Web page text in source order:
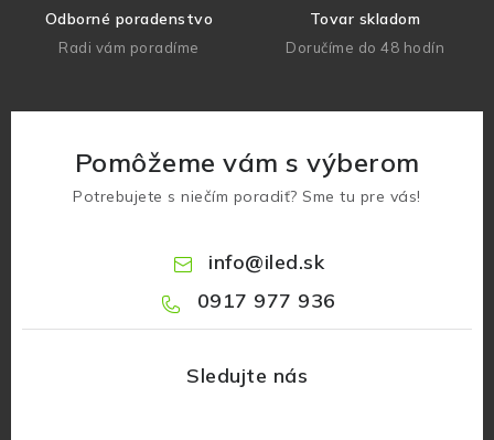
Odborné poradenstvo
Radi vám poradíme
Tovar skladom
Doručíme do 48 hodín
Pomôžeme vám s výberom
Potrebujete s niečím poradiť? Sme tu pre vás!
info@iled.sk
0917 977 936